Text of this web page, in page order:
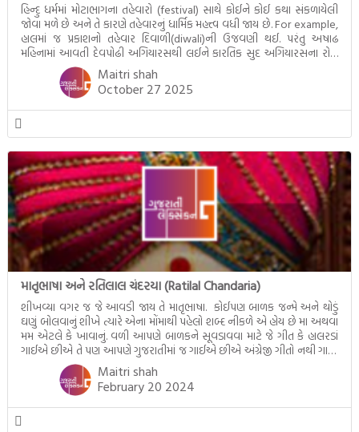
હિન્દુ ધર્મમાં મોટાભાગના તહેવારો (festival) સાથે કોઈને કોઈ કથા સંકળાયેલી
જોવા મળે છે અને તે કારણે તહેવારનું ધાર્મિક મહત્ત્વ વધી જાય છે. For example,
હાલમાં જ પ્રકાશનો તહેવાર દિવાળી(diwali)ની ઉજવણી થઈ. પરંતુ અષાઢ
મહિનામાં આવતી દેવપોઢી અગિયારસથી લઈને કારતિક સુદ અગિયારસના રોજ
આવતી દેવ ઊઠી અગિયારસ વચ્ચે મોટેભાગે યજ્ઞોપવીત સંસ્કાર, લગ્ન,
દીક્ષાગ્રહણ, યજ્ઞ, ગૃહપ્રવેશ જેવા […]
Maitri shah
October 27 2025
માતૃભાષા અને રતિલાલ ચંદરયા (Ratilal Chandaria)
શીખવ્યા વગર જ જે આવડી જાય તે માતૃભાષા. કોઈપણ બાળક જન્મે અને થોડું
ઘણું બોલવાનું શીખે ત્યારે એના મોંમાથી પહેલો શબ્દ નીકળે એ હોય છે મા અથવા
મમ એટલે કે ખાવાનું. વળી આપણે બાળકને સૂવડાવવા માટે જે ગીત કે હાલરડાં
ગાઈએ છીએ તે પણ આપણે ગુજરાતીમાં જ ગાઈએ છીએ અંગ્રેજી ગીતો નથી ગાતા.
આમ બાળકને […]
Maitri shah
February 20 2024